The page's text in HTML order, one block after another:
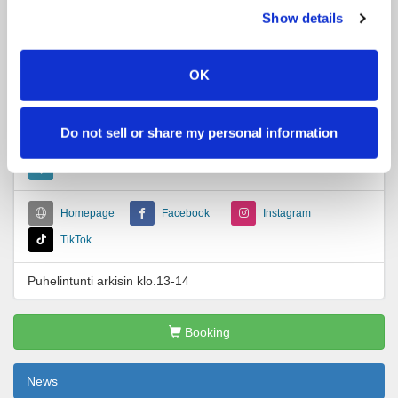
Show details
OK
Do not sell or share my personal information
kuuluvansa porukkaan!
Contact
+358405455461 luhtajoenratsutila@gmail.com
Homepage Facebook Instagram
TikTok
Puhelintunti arkisin klo.13-14
Booking
News